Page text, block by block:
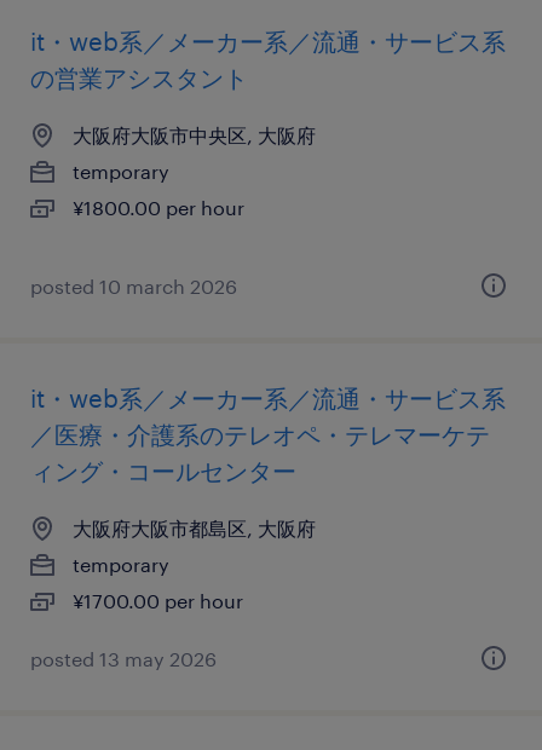
it・web系／メーカー系／流通・サービス系
の営業アシスタント
大阪府大阪市中央区, 大阪府
temporary
¥1800.00 per hour
posted 10 march 2026
it・web系／メーカー系／流通・サービス系
／医療・介護系のテレオペ・テレマーケテ
ィング・コールセンター
大阪府大阪市都島区, 大阪府
temporary
¥1700.00 per hour
posted 13 may 2026